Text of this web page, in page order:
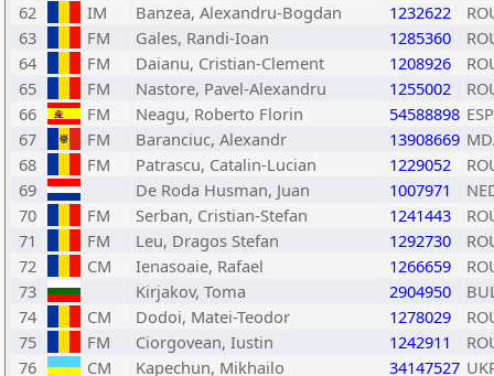
62
IM Banzea, Alexandru-Bogdan 1232622
63
FM Gales, Randi-Ioan 1285360
64
FM Daianu, Cristian-Clement 1208926
65
FM Nastore, Pavel-Alexandru 1255002
66
FM Neagu, Roberto Florin 54588898 ESP
67
FM Baranciuc, Alexandr 13908669
68
FM Patrascu, Catalin-Lucian 1229052
69
De Roda Husman, Juan 1007971
70
FM Serban, Cristian-Stefan 1241443
71
FM Leu, Dragos Stefan 1292730
72
CM Ienasoaie, Rafael 1266659
73
Kirjakov, Toma 2904950
74
CM Dodoi, Matei-Teodor 1278029
75
FM Ciorgovean, Iustin 1242911
76
CM Kapechun, Mikhailo 34147527